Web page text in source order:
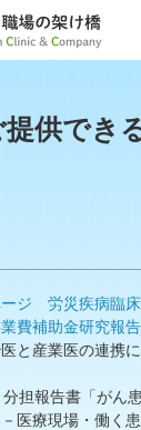
が
供でき
ージ 労災疾病臨
費補助金研究報
と産業医の連携
担報告書「がん
医療現場・働く